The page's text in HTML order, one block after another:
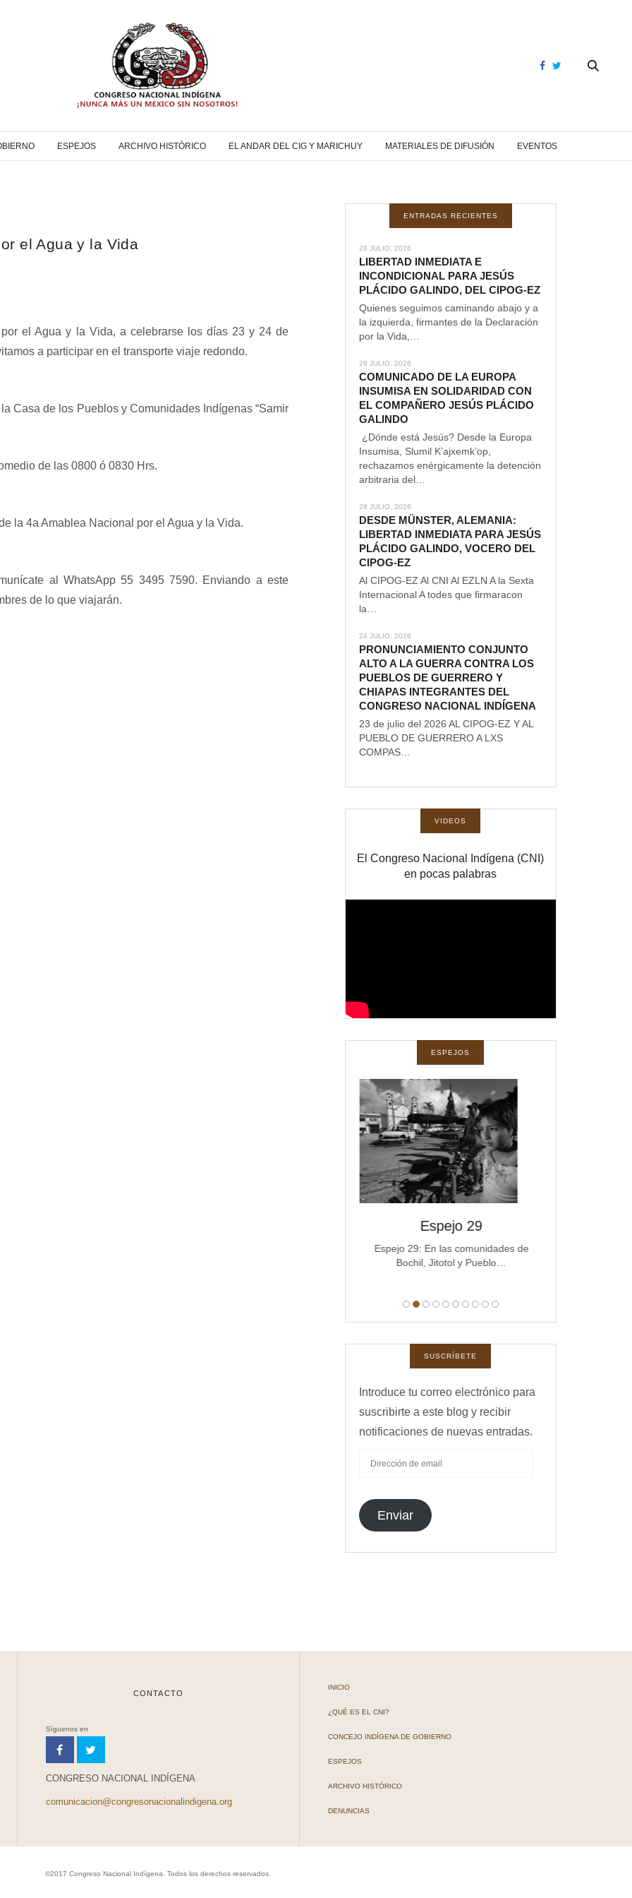
ESPEJOS ARCHIVO HISTÓRICO EL ANDAR DEL CIG Y MARICHUY MATERIALES DE DIFUSIÓN EVENTOS
el Agua y la Vida
el Agua y la Vida, a celebrarse los días 23 y 24 de
a participar en el transporte viaje redondo.
Casa de los Pueblos y Comunidades Indígenas “Samir
de las 0800 ó 0830 Hrs.
la 4a Amablea Nacional por el Agua y la Vida.
al WhatsApp 55 3495 7590. Enviando a este
de lo que viajarán.
ENTRADAS RECIENTES
28 JULIO, 2026
LIBERTAD INMEDIATA E
INCONDICIONAL PARA JESÚS
PLÁCIDO GALINDO, DEL CIPOG-EZ
Quienes seguimos caminando abajo y a
la izquierda, firmantes de la Declaración
por la Vida,…
28 JULIO, 2026
COMUNICADO DE LA EUROPA
INSUMISA EN SOLIDARIDAD CON
EL COMPAÑERO JESÚS PLÁCIDO
GALINDO
¿Dónde está Jesús? Desde la Europa
Insumisa, Slumil K’ajxemk’op,
rechazamos enérgicamente la detención
arbitraria del…
28 JULIO, 2026
DESDE MÜNSTER, ALEMANIA:
LIBERTAD INMEDIATA PARA JESÚS
PLÁCIDO GALINDO, VOCERO DEL
CIPOG-EZ
Al CIPOG-EZ Al CNI Al EZLN A la Sexta
Internacional A todes que firmaracon
la…
24 JULIO, 2026
PRONUNCIAMIENTO CONJUNTO
ALTO A LA GUERRA CONTRA LOS
PUEBLOS DE GUERRERO Y
CHIAPAS INTEGRANTES DEL
CONGRESO NACIONAL INDÍGENA
23 de julio del 2026 AL CIPOG-EZ Y AL
PUEBLO DE GUERRERO A LXS
COMPAS…
VIDEOS
El Congreso Nacional Indígena (CNI)
en pocas palabras
ESPEJOS
Espejo 29
Espejo 29: En las comunidades de
Bochil, Jitotol y Pueblo…
SUSCRÍBETE
Introduce tu correo electrónico para
suscribirte a este blog y recibir
notificaciones de nuevas entradas.
EMAIL
Enviar
CONTACTO
Síguenos en
CONGRESO NACIONAL INDÍGENA
comunicacion@congresonacionalindigena.org
INICIO
¿QUÉ ES EL CNI?
CONCEJO INDÍGENA DE GOBIERNO
ESPEJOS
ARCHIVO HISTÓRICO
DENUNCIAS
©2017 Congreso Nacional Indígena. Todos los derechos reservados.